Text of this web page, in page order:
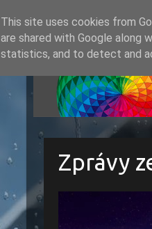
Zprávy
This site uses cookies from
are shared with Google along
statistics, and to detect and